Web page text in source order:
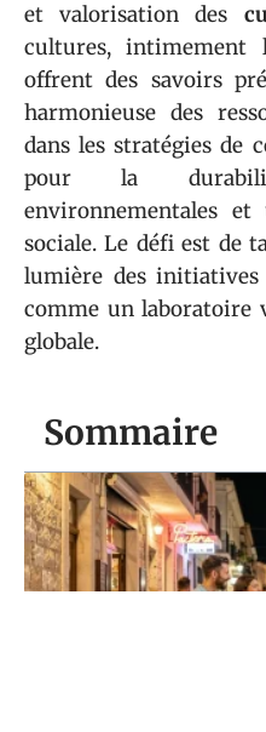
Sommaire
et valorisation des
cultures, intimement
offrent des savoirs
harmonieuse des
dans les stratégies de
pour la
environnementales
sociale. Le défi est de
lumière des initiatives
comme un laboratoire
globale.